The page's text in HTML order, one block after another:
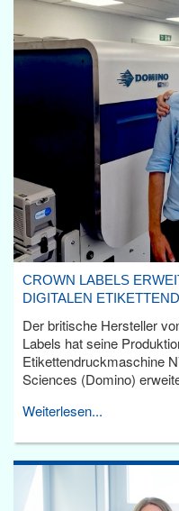
CROWN LABELS
DIGITALEN
Der britische Hersteller
Labels hat seine
Etikettendruckmaschine
Sciences (Domino)
Weiterlesen...